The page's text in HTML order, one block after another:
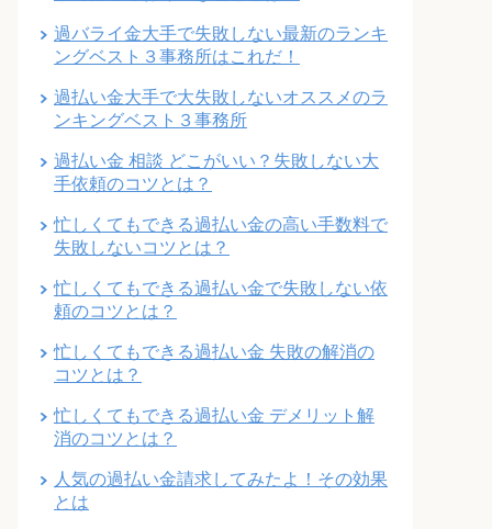
過バライ金大手で失敗しない最新のランキ
ングベスト３事務所はこれだ！
過払い金大手で大失敗しないオススメのラ
ンキングベスト３事務所
過払い金 相談 どこがいい？失敗しない大
手依頼のコツとは？
忙しくてもできる過払い金の高い手数料で
失敗しないコツとは？
忙しくてもできる過払い金で失敗しない依
頼のコツとは？
忙しくてもできる過払い金 失敗の解消の
コツとは？
忙しくてもできる過払い金 デメリット解
消のコツとは？
人気の過払い金請求してみたよ！その効果
とは